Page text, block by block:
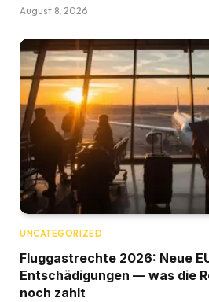
August 8, 2026
UNCATEGORIZED
Fluggastrechte 2026: Neue
Entschädigungen — was die
noch zahlt